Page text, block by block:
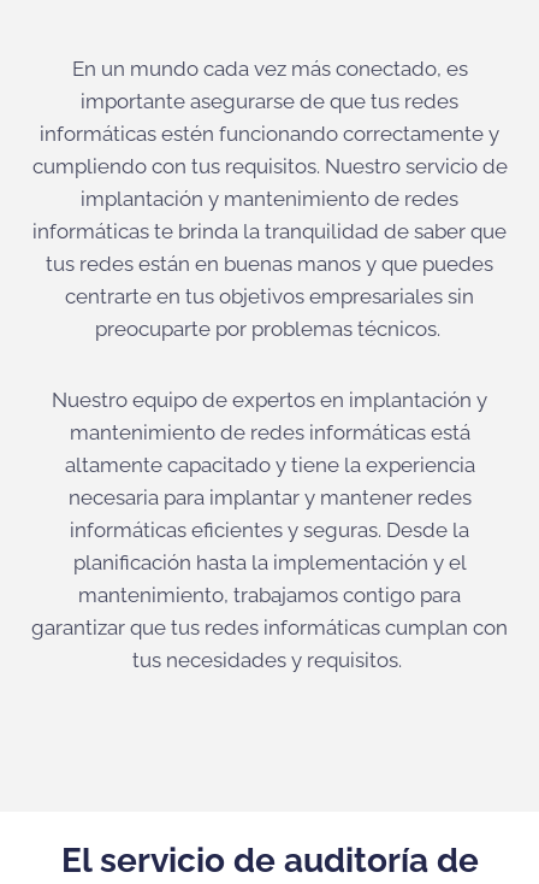
En un mundo cada vez más conectado, es
importante asegurarse de que tus redes
informáticas estén funcionando correctamente y
cumpliendo con tus requisitos. Nuestro servicio de
implantación y mantenimiento de redes
informáticas te brinda la tranquilidad de saber que
tus redes están en buenas manos y que puedes
centrarte en tus objetivos empresariales sin
preocuparte por problemas técnicos.
Nuestro equipo de expertos en implantación y
mantenimiento de redes informáticas está
altamente capacitado y tiene la experiencia
necesaria para implantar y mantener redes
informáticas eficientes y seguras. Desde la
planificación hasta la implementación y el
mantenimiento, trabajamos contigo para
garantizar que tus redes informáticas cumplan con
tus necesidades y requisitos.
El servicio de auditoría de